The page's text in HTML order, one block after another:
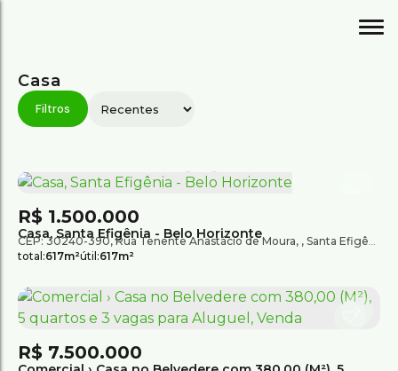
Casa
Casa, Santa Efigênia - Belo Horizonte
R$ 1.500.000
CEP: 30240-390,Rua Tenente Anastácio de Moura , Santa Efigênia
total:617m²útil:617m²
R$ 7.500.000